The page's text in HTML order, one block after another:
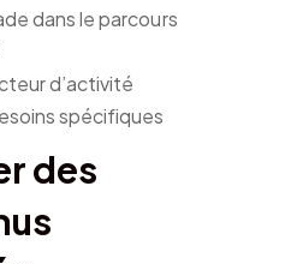
dans le parcours
d’activité
spécifiques
des